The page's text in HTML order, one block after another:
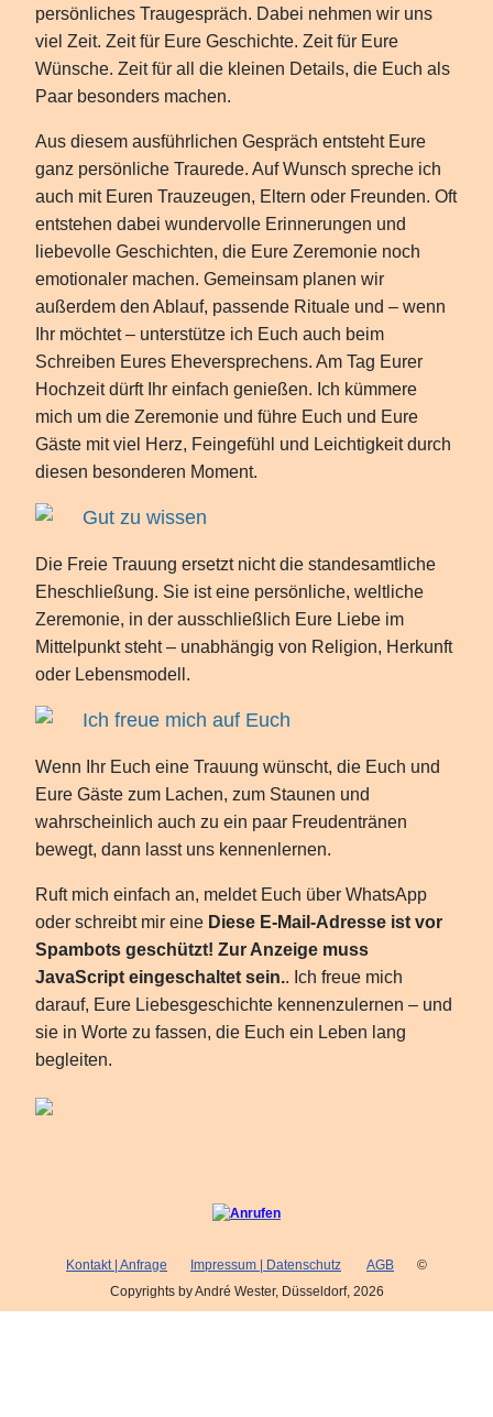
persönliches Traugespräch. Dabei nehmen wir uns
viel Zeit. Zeit für Eure Geschichte. Zeit für Eure
Wünsche. Zeit für all die kleinen Details, die Euch als
Paar besonders machen.
Aus diesem ausführlichen Gespräch entsteht Eure
ganz persönliche Traurede. Auf Wunsch spreche ich
auch mit Euren Trauzeugen, Eltern oder Freunden. Oft
entstehen dabei wundervolle Erinnerungen und
liebevolle Geschichten, die Eure Zeremonie noch
emotionaler machen. Gemeinsam planen wir
außerdem den Ablauf, passende Rituale und – wenn
Ihr möchtet – unterstütze ich Euch auch beim
Schreiben Eures Eheversprechens. Am Tag Eurer
Hochzeit dürft Ihr einfach genießen. Ich kümmere
mich um die Zeremonie und führe Euch und Eure
Gäste mit viel Herz, Feingefühl und Leichtigkeit durch
diesen besonderen Moment.
Gut zu wissen
Die Freie Trauung ersetzt nicht die standesamtliche
Eheschließung. Sie ist eine persönliche, weltliche
Zeremonie, in der ausschließlich Eure Liebe im
Mittelpunkt steht – unabhängig von Religion, Herkunft
oder Lebensmodell.
Ich freue mich auf Euch
Wenn Ihr Euch eine Trauung wünscht, die Euch und
Eure Gäste zum Lachen, zum Staunen und
wahrscheinlich auch zu ein paar Freudentränen
bewegt, dann lasst uns kennenlernen.
Ruft mich einfach an, meldet Euch über WhatsApp
oder schreibt mir eine Diese E-Mail-Adresse ist vor
Spambots geschützt! Zur Anzeige muss
JavaScript eingeschaltet sein.. Ich freue mich
darauf, Eure Liebesgeschichte kennenzulernen – und
sie in Worte zu fassen, die Euch ein Leben lang
begleiten.
Kontakt | Anfrage Impressum | Datenschutz AGB
©
Copyrights by André Wester, Düsseldorf, 2026